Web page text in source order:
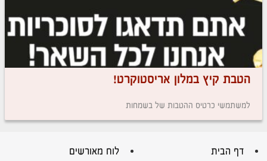
הטבת קיץ במלון אריסטוקרט!
למשתמשי כרטיס ההטבות של בשמחות
דף הבית לוח מאורשים